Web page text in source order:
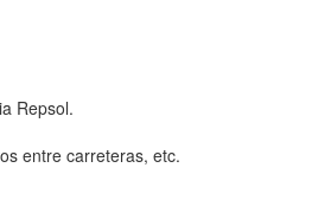
Repsol.
entre carreteras, etc.